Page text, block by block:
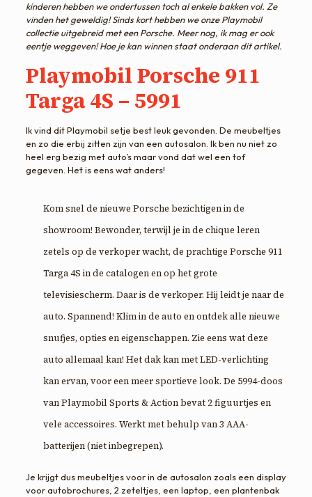
kinderen hebben we ondertussen toch al enkele bakken vol. Ze
vinden het geweldig! Sinds kort hebben we onze Playmobil
collectie uitgebreid met een Porsche. Meer nog, ik mag er ook
eentje weggeven! Hoe je kan winnen staat onderaan dit artikel.
Playmobil Porsche 911
Targa 4S – 5991
Ik vind dit Playmobil setje best leuk gevonden. De meubeltjes
en zo die erbij zitten zijn van een autosalon. Ik ben nu niet zo
heel erg bezig met auto’s maar vond dat wel een tof
gegeven. Het is eens wat anders!
Kom snel de nieuwe Porsche bezichtigen in de
showroom! Bewonder, terwijl je in de chique leren
zetels op de verkoper wacht, de prachtige Porsche 911
Targa 4S in de catalogen en op het grote
televisiescherm. Daar is de verkoper. Hij leidt je naar de
auto. Spannend! Klim in de auto en ontdek alle nieuwe
snufjes, opties en eigenschappen. Zie eens wat deze
auto allemaal kan! Het dak kan met LED-verlichting
kan ervan, voor een meer sportieve look. De 5994-doos
van Playmobil Sports & Action bevat 2 figuurtjes en
vele accessoires. Werkt met behulp van 3 AAA-
batterijen (niet inbegrepen).
Je krijgt dus meubeltjes voor in de autosalon zoals een display
voor autobrochures, 2 zeteltjes, een laptop, een plantenbak